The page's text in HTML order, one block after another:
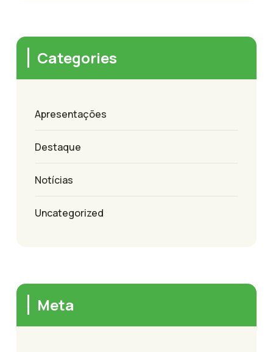
Categories
Apresentações
Destaque
Notícias
Uncategorized
Meta